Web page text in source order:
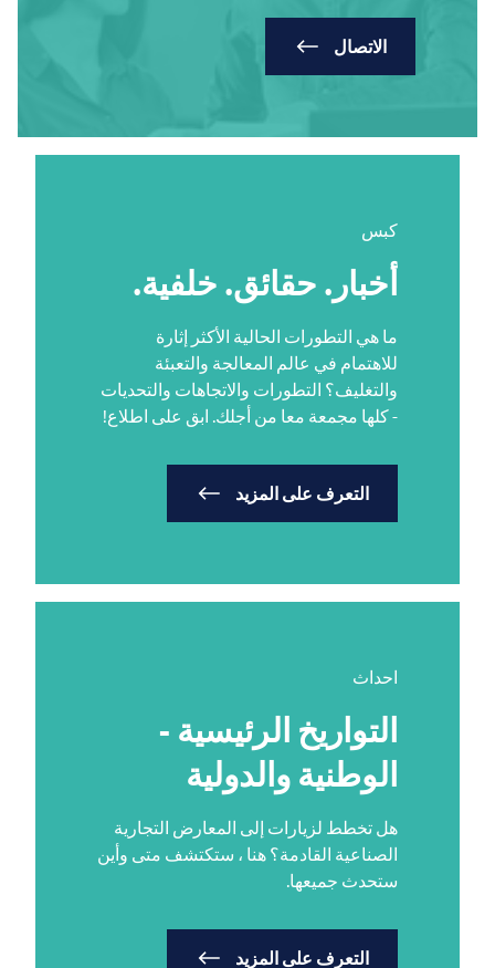
الاتصال
كبس
أخبار. حقائق. خلفية.
ما هي التطورات الحالية الأكثر إثارة
للاهتمام في عالم المعالجة والتعبئة
والتغليف؟ التطورات والاتجاهات والتحديات
- كلها مجمعة معا من أجلك. ابق على اطلاع!
التعرف على المزيد
احداث
التواريخ الرئيسية -
الوطنية والدولية
هل تخطط لزيارات إلى المعارض التجارية
الصناعية القادمة؟ هنا ، ستكتشف متى وأين
ستحدث جميعها.
التعرف على المزيد